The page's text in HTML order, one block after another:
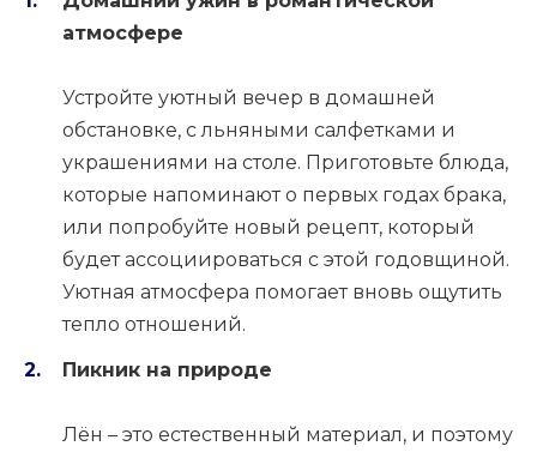
атмосфере
Устройте уютный вечер в домашней
обстановке, с льняными салфетками и
украшениями на столе. Приготовьте блюда,
которые напоминают о первых годах брака,
или попробуйте новый рецепт, который
будет ассоциироваться с этой годовщиной.
Уютная атмосфера помогает вновь ощутить
тепло отношений.
Пикник на природе
Лён – это естественный материал, и поэтому